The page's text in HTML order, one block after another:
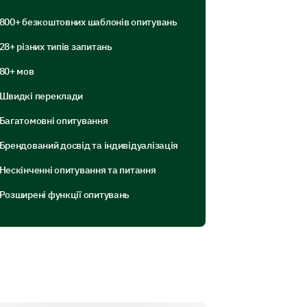
market
influences your decision to
influences your buying
800+ безкоштовних шаблонів опитувань
28+ різних типів запитань
80+ мов
Швидкі переклади
Багатомовні опитування
Брендований досвід та індивідуалізація
Нескінченні опитування та питання
Розширені функції опитувань